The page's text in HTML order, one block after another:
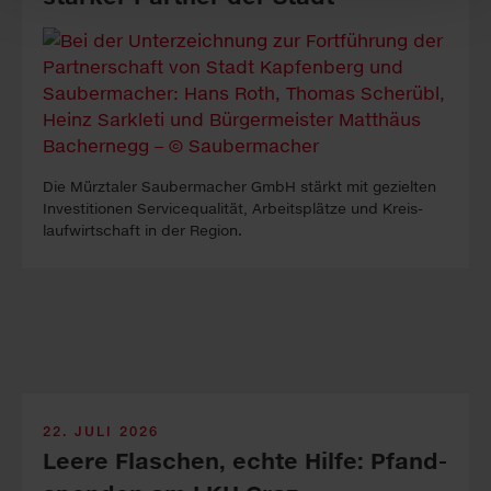
Die Mürztaler Sauber­macher GmbH stärkt mit ge­zielten
In­vest­itionen Service­qualität, Arbeits­plätze und Kreis­
lauf­wirt­schaft in der Re­gion.
22. JULI 2026
Leere Fla­sch­en, echte Hil­fe: Pfand­